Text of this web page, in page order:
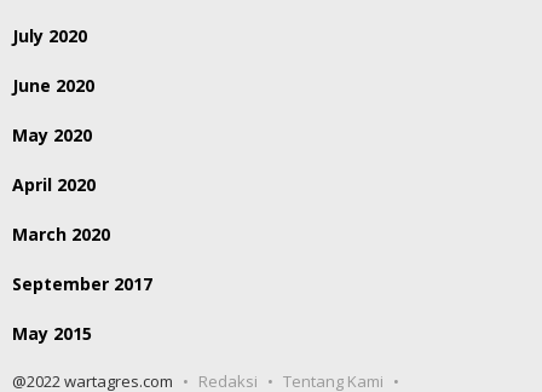
July 2020
June 2020
May 2020
April 2020
March 2020
September 2017
May 2015
@2022 wartagres.com Redaksi Tentang Kami